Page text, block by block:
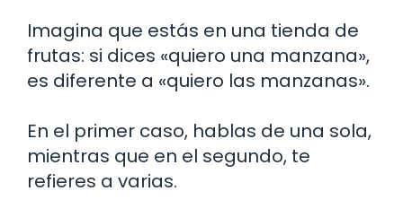
Imagina que estás en una tienda de
frutas: si dices «quiero una manzana»,
es diferente a «quiero las manzanas».
En el primer caso, hablas de una sola,
mientras que en el segundo, te
refieres a varias.